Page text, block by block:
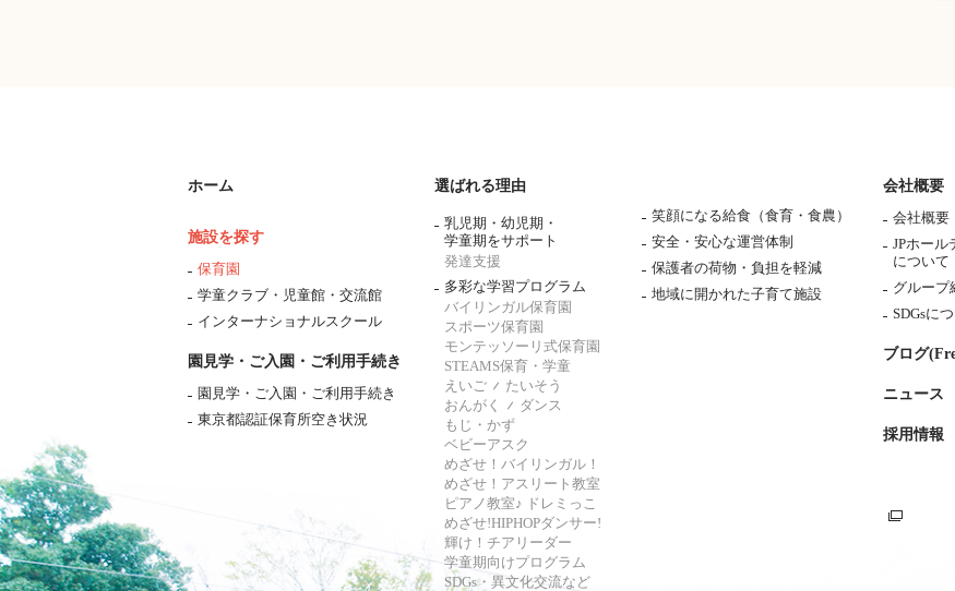
ホーム
施設を探す
保育園
学童クラブ・児童館・交流館
インターナショナルスクール
園見学・ご入園・ご利用手続き
園見学・ご入園・ご利用手続き
東京都認証保育所空き状況
選ばれる理由
乳児期・幼児期・
学童期をサポート
発達支援
多彩な学習プログラム
バイリンガル保育園
スポーツ保育園
モンテッソーリ式保育園
STEAMS保育・学童
えいご
たいそう
おんがく
ダンス
もじ・かず
ベビーアスク
めざせ！バイリンガル！
めざせ！アスリート教室
ピアノ教室♪ ドレミっこ
めざせ!HIPHOPダンサー!
輝け！チアリーダー
学童期向けプログラム
SDGs・異文化交流など
笑顔になる給食（食育・食農）
安全・安心な運営体制
保護者の荷物・負担を軽減
地域に開かれた子育て施設
会社概要
会社概要
JPホール
について
グループ
SDGsに
ブログ
ニュース
採用情報